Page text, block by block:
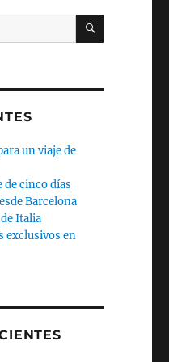
BUSCAR
un viaje de
de cinco días
Barcelona
Italia
exclusivos en